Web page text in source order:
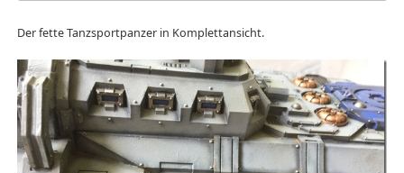
Der fette Tanzsportpanzer in Komplettansicht.